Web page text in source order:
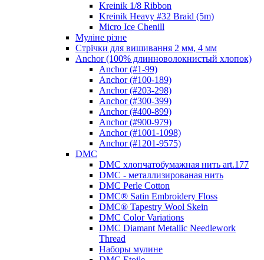
Kreinik 1/8 Ribbon
Kreinik Heavy #32 Braid (5m)
Micro Ice Chenill
Муліне різне
Стрічки для вишивання 2 мм, 4 мм
Anchor (100% длинноволокнистый хлопок)
Anchor (#1-99)
Anchor (#100-189)
Anchor (#203-298)
Anchor (#300-399)
Anchor (#400-899)
Anchor (#900-979)
Anchor (#1001-1098)
Anchor (#1201-9575)
DMC
DMC хлопчатобумажная нить art.177
DMC - металлизированая нить
DMC Perle Cotton
DMC® Satin Embroidery Floss
DMC® Tapestry Wool Skein
DMC Color Variations
DMC Diamant Metallic Needlework
Thread
Наборы мулине